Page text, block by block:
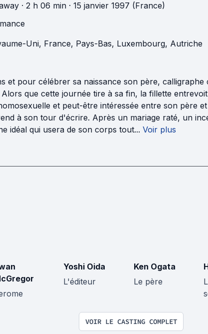
· 2 h 06 min · 15 janvier 1997 (France)
Uni, France, Pays-Bas, Luxembourg, Autriche
et pour célébrer sa naissance son père,
que cette journée tire à sa fin, la fillette
et peut-être intéressée entre son père
à son tour d'écrire. Après un mariage raté, un
idéal qui usera de son corps tout... Voir plus
Yoshi Oida
L'éditeur
Ken Ogata
Le père
VOIR LE CASTING COMPLET